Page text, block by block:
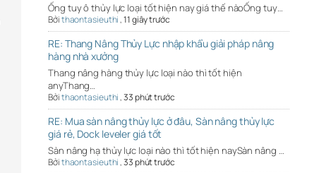
Ống tuy ô thủy lực loại tốt hiện nay giá thế nàoỐng tuy…
Bởithaontasieuthi,11 giây trước
RE: Thang Nâng Thủy Lực nhập khẩu giải pháp nâng
hàng nhà xưởng
Thang nâng hàng thủy lực loại nào thì tốt hiện
anyThang…
Bởithaontasieuthi,33 phút trước
RE: Mua sàn nâng thủy lực ở đâu, Sàn nâng thủy lực
giá rẻ, Dock leveler giá tốt
Sàn nâng hạ thủy lực loại nào thì tốt hiện naySàn nâng …
Bởithaontasieuthi,33 phút trước